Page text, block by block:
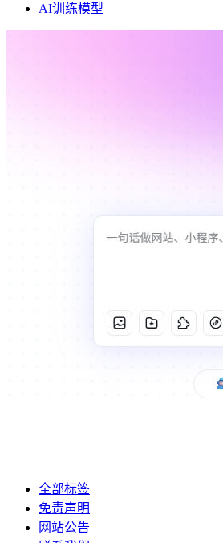
AI训练模型
全部标签
免责声明
网站公告